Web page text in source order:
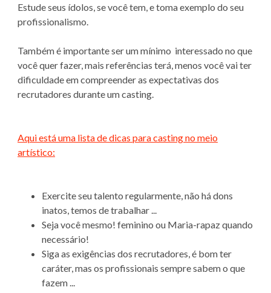
Estude seus ídolos, se você tem, e toma exemplo do seu
profissionalismo.
Também é importante ser um mínimo interessado no que
você quer fazer, mais referências terá, menos você vai ter
dificuldade em compreender as expectativas dos
recrutadores durante um casting.
Aqui está uma lista de dicas para casting no meio
artístico:
Exercite seu talento regularmente, não há dons
inatos, temos de trabalhar ...
Seja você mesmo! feminino ou Maria-rapaz quando
necessário!
Siga as exigências dos recrutadores, é bom ter
caráter, mas os profissionais sempre sabem o que
fazem ...